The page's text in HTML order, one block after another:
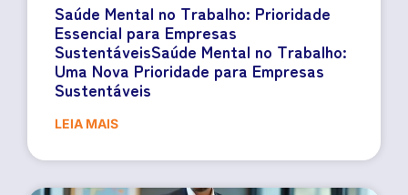
Saúde Mental no Trabalho: Prioridade
Essencial para Empresas
SustentáveisSaúde Mental no Trabalho:
Uma Nova Prioridade para Empresas
Sustentáveis
LEIA MAIS